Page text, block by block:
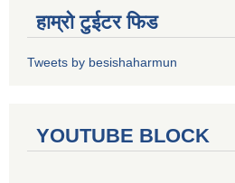
हाम्रो टुईटर फिड
Tweets by besishaharmun
YOUTUBE BLOCK